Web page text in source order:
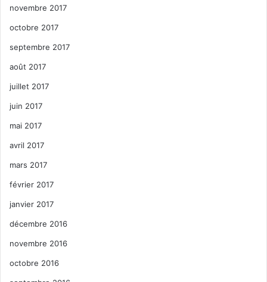
novembre 2017
octobre 2017
septembre 2017
août 2017
juillet 2017
juin 2017
mai 2017
avril 2017
mars 2017
février 2017
janvier 2017
décembre 2016
novembre 2016
octobre 2016